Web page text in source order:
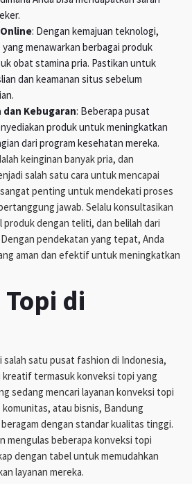
: Dengan kemajuan teknologi,
menawarkan berbagai produk
obat stamina pria. Pastikan untuk
dan keamanan situs sebelum
Kebugaran: Beberapa pusat
produk untuk meningkatkan
dari program kesehatan mereka.
keinginan banyak pria, dan
salah satu cara untuk mencapai
penting untuk mendekati proses
jawab. Selalu konsultasikan
produk dengan teliti, dan belilah dari
pendekatan yang tepat, Anda
aman dan efektif untuk meningkatkan
di
salah satu pusat fashion di Indonesia,
kreatif termasuk konveksi topi yang
sedang mencari layanan konveksi topi
atau bisnis, Bandung
dengan standar kualitas tinggi.
mengulas beberapa konveksi topi
dengan tabel untuk memudahkan
layanan mereka.